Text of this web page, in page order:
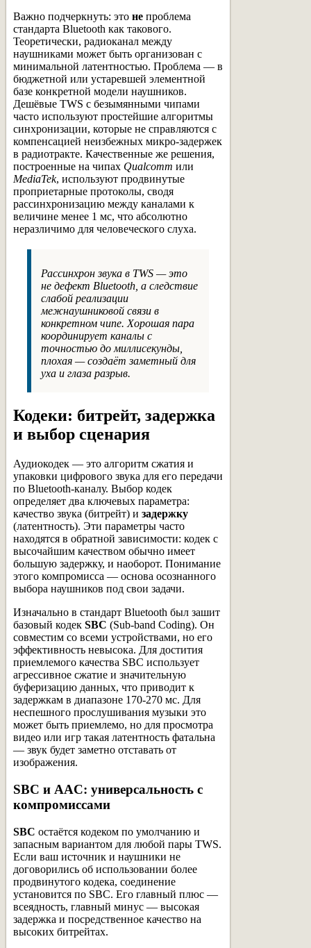
Важно подчеркнуть: это не проблема
стандарта Bluetooth как такового.
Теоретически, радиоканал между
наушниками может быть организован с
минимальной латентностью. Проблема — в
бюджетной или устаревшей элементной
базе конкретной модели наушников.
Дешёвые TWS с безымянными чипами
часто используют простейшие алгоритмы
синхронизации, которые не справляются с
компенсацией неизбежных микро-задержек
в радиотракте. Качественные же решения,
построенные на чипах Qualcomm или
MediaTek, используют продвинутые
проприетарные протоколы, сводя
рассинхронизацию между каналами к
величине менее 1 мс, что абсолютно
неразличимо для человеческого слуха.
Рассинхрон звука в TWS — это
не дефект Bluetooth, а следствие
слабой реализации
межнаушниковой связи в
конкретном чипе. Хорошая пара
координирует каналы с
точностью до миллисекунды,
плохая — создаёт заметный для
уха и глаза разрыв.
Кодеки: битрейт, задержка
и выбор сценария
Аудиокодек — это алгоритм сжатия и
упаковки цифрового звука для его передачи
по Bluetooth-каналу. Выбор кодек
определяет два ключевых параметра:
качество звука (битрейт) и задержку
(латентность). Эти параметры часто
находятся в обратной зависимости: кодек с
высочайшим качеством обычно имеет
большую задержку, и наоборот. Понимание
этого компромисса — основа осознанного
выбора наушников под свои задачи.
Изначально в стандарт Bluetooth был зашит
базовый кодек SBC (Sub-band Coding). Он
совместим со всеми устройствами, но его
эффективность невысока. Для достития
приемлемого качества SBC использует
агрессивное сжатие и значительную
буферизацию данных, что приводит к
задержкам в диапазоне 170-270 мс. Для
неспешного прослушивания музыки это
может быть приемлемо, но для просмотра
видео или игр такая латентность фатальна
— звук будет заметно отставать от
изображения.
SBC и AAC: универсальность с
компромиссами
SBC остаётся кодеком по умолчанию и
запасным вариантом для любой пары TWS.
Если ваш источник и наушники не
договорились об использовании более
продвинутого кодека, соединение
установится по SBC. Его главный плюс —
всеядность, главный минус — высокая
задержка и посредственное качество на
высоких битрейтах.